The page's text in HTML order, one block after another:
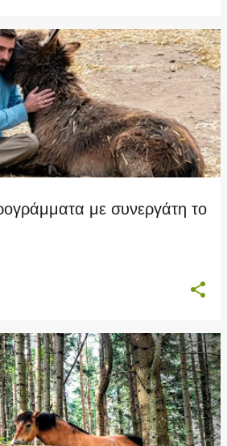
με συνεργάτη το